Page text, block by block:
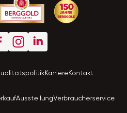
KarriereKontakt
AusstellungVerbraucherservice